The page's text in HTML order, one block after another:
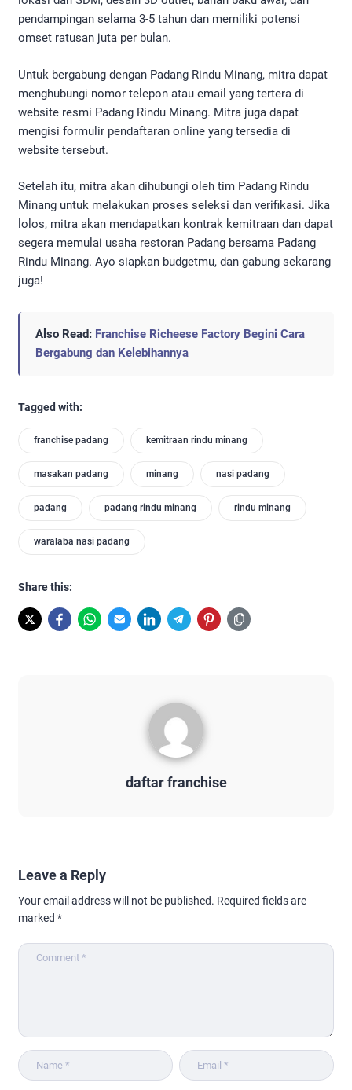
pendampingan selama 3-5 tahun dan memiliki potensi
omset ratusan juta per bulan.
Untuk bergabung dengan Padang Rindu Minang, mitra dapat
menghubungi nomor telepon atau email yang tertera di
website resmi Padang Rindu Minang. Mitra juga dapat
mengisi formulir pendaftaran online yang tersedia di
website tersebut.
Setelah itu, mitra akan dihubungi oleh tim Padang Rindu
Minang untuk melakukan proses seleksi dan verifikasi. Jika
lolos, mitra akan mendapatkan kontrak kemitraan dan dapat
segera memulai usaha restoran Padang bersama Padang
Rindu Minang. Ayo siapkan budgetmu, dan gabung sekarang
juga!
Also Read: Franchise Richeese Factory Begini Cara
Bergabung dan Kelebihannya
Tagged with:
franchise padang kemitraan rindu minang
masakan padang minang nasi padang
padang padang rindu minang rindu minang
waralaba nasi padang
Share this:
daftar franchise
Leave a Reply
Your email address will not be published. Required fields are
marked *